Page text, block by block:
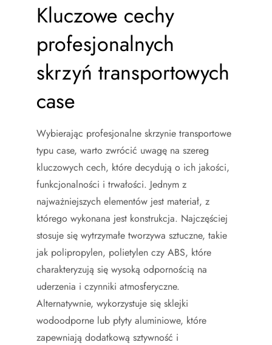
Kluczowe cechy
profesjonalnych
skrzyń transportowych
case
Wybierając profesjonalne skrzynie transportowe
typu case, warto zwrócić uwagę na szereg
kluczowych cech, które decydują o ich jakości,
funkcjonalności i trwałości. Jednym z
najważniejszych elementów jest materiał, z
którego wykonana jest konstrukcja. Najczęściej
stosuje się wytrzymałe tworzywa sztuczne, takie
jak polipropylen, polietylen czy ABS, które
charakteryzują się wysoką odpornością na
uderzenia i czynniki atmosferyczne.
Alternatywnie, wykorzystuje się sklejki
wodoodporne lub płyty aluminiowe, które
zapewniają dodatkową sztywność i